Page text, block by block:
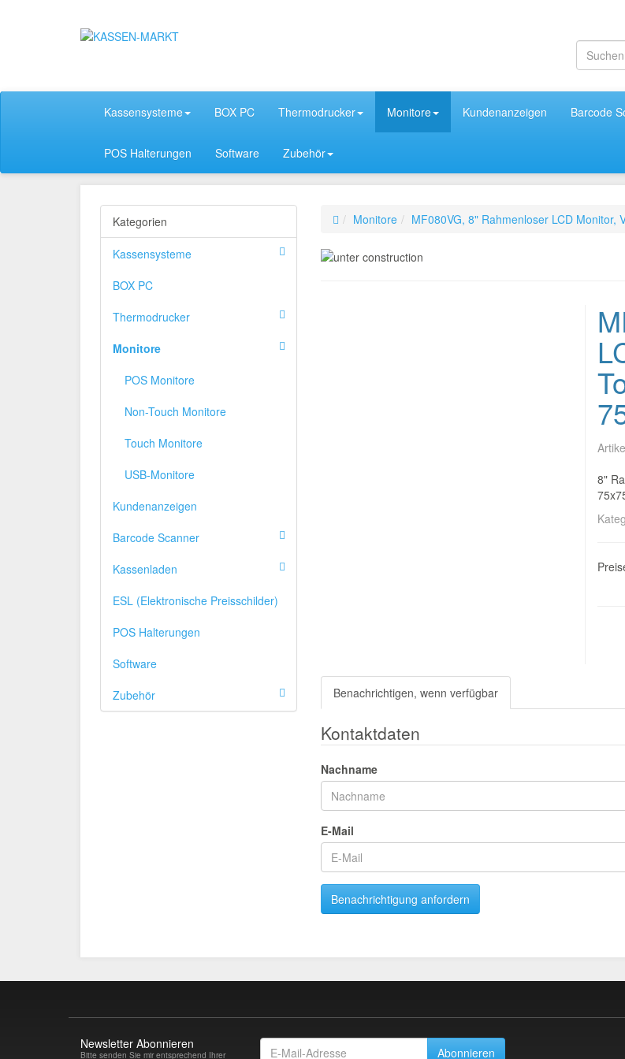
Kassensysteme BOX PC Thermodrucker Monitore Kundenanzeigen Barcode
POS Halterungen Software Zubehör
Monitore MF080VG, 8" Rahmenloser LCD Monitor,
8"
Benachrichtigen, wenn verfügbar
Kontaktdaten
Nachname
E-Mail
Benachrichtigung anfordern
Kategorien
Kassensysteme
BOX PC
Thermodrucker
Monitore
POS Monitore
Non-Touch Monitore
Touch Monitore
USB-Monitore
Kundenanzeigen
Barcode Scanner
Kassenladen
ESL (Elektronische Preisschilder)
POS Halterungen
Software
Zubehör
Newsletter Abonnieren
Bitte senden Sie mir entsprechend Ihrer
E-
Abonnieren